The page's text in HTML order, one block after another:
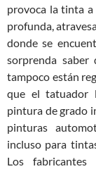
provoca la tinta a
profunda,
donde se
sorprenda
tampoco están
que el tatuador
pintura de grado
pinturas
incluso para
Los